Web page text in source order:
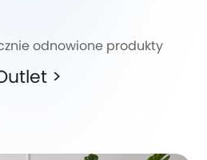
odnowione produkty
>